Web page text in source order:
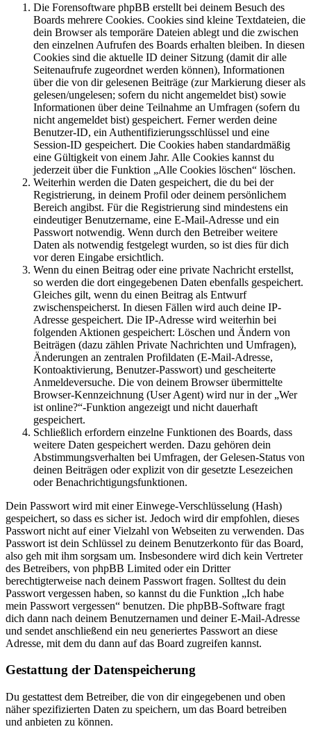
Die Forensoftware phpBB erstellt bei deinem Besuch des
Boards mehrere Cookies. Cookies sind kleine Textdateien, die
dein Browser als temporäre Dateien ablegt und die zwischen
den einzelnen Aufrufen des Boards erhalten bleiben. In diesen
Cookies sind die aktuelle ID deiner Sitzung (damit dir alle
Seitenaufrufe zugeordnet werden können), Informationen
über die von dir gelesenen Beiträge (zur Markierung dieser als
gelesen/ungelesen; sofern du nicht angemeldet bist) sowie
Informationen über deine Teilnahme an Umfragen (sofern du
nicht angemeldet bist) gespeichert. Ferner werden deine
Benutzer-ID, ein Authentifizierungsschlüssel und eine
Session-ID gespeichert. Die Cookies haben standardmäßig
eine Gültigkeit von einem Jahr. Alle Cookies kannst du
jederzeit über die Funktion „Alle Cookies löschen“ löschen.
Weiterhin werden die Daten gespeichert, die du bei der
Registrierung, in deinem Profil oder deinem persönlichem
Bereich angibst. Für die Registrierung sind mindestens ein
eindeutiger Benutzername, eine E-Mail-Adresse und ein
Passwort notwendig. Wenn durch den Betreiber weitere
Daten als notwendig festgelegt wurden, so ist dies für dich
vor deren Eingabe ersichtlich.
Wenn du einen Beitrag oder eine private Nachricht erstellst,
so werden die dort eingegebenen Daten ebenfalls gespeichert.
Gleiches gilt, wenn du einen Beitrag als Entwurf
zwischenspeicherst. In diesen Fällen wird auch deine IP-
Adresse gespeichert. Die IP-Adresse wird weiterhin bei
folgenden Aktionen gespeichert: Löschen und Ändern von
Beiträgen (dazu zählen Private Nachrichten und Umfragen),
Änderungen an zentralen Profildaten (E-Mail-Adresse,
Kontoaktivierung, Benutzer-Passwort) und gescheiterte
Anmeldeversuche. Die von deinem Browser übermittelte
Browser-Kennzeichnung (User Agent) wird nur in der „Wer
ist online?“-Funktion angezeigt und nicht dauerhaft
gespeichert.
Schließlich erfordern einzelne Funktionen des Boards, dass
weitere Daten gespeichert werden. Dazu gehören dein
Abstimmungsverhalten bei Umfragen, der Gelesen-Status von
deinen Beiträgen oder explizit von dir gesetzte Lesezeichen
oder Benachrichtigungsfunktionen.
Dein Passwort wird mit einer Einwege-Verschlüsselung (Hash)
gespeichert, so dass es sicher ist. Jedoch wird dir empfohlen, dieses
Passwort nicht auf einer Vielzahl von Webseiten zu verwenden. Das
Passwort ist dein Schlüssel zu deinem Benutzerkonto für das Board,
also geh mit ihm sorgsam um. Insbesondere wird dich kein Vertreter
des Betreibers, von phpBB Limited oder ein Dritter
berechtigterweise nach deinem Passwort fragen. Solltest du dein
Passwort vergessen haben, so kannst du die Funktion „Ich habe
mein Passwort vergessen“ benutzen. Die phpBB-Software fragt
dich dann nach deinem Benutzernamen und deiner E-Mail-Adresse
und sendet anschließend ein neu generiertes Passwort an diese
Adresse, mit dem du dann auf das Board zugreifen kannst.
Gestattung der Datenspeicherung
Du gestattest dem Betreiber, die von dir eingegebenen und oben
näher spezifizierten Daten zu speichern, um das Board betreiben
und anbieten zu können.